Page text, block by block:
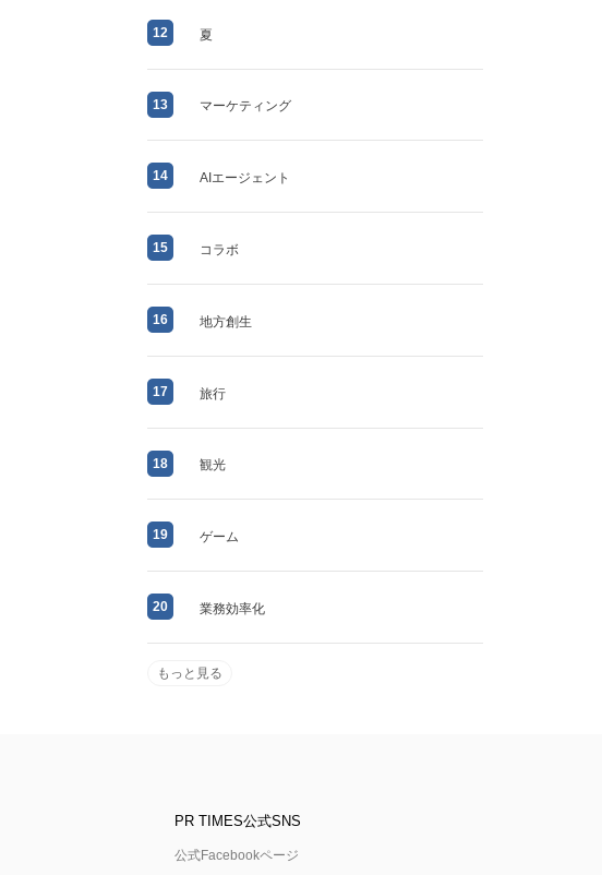
12 夏
13 マーケティング
14 AIエージェント
15 コラボ
16 地方創生
17 旅行
18 観光
19 ゲーム
20 業務効率化
もっと見る
PR TIMES公式SNS
公式Facebookページ